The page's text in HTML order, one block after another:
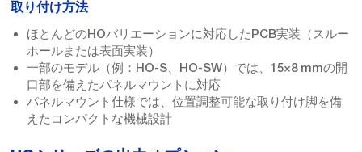
取り付け方法
ほとんどのHOバリエーションに対応したPCB実装（スルー
ホールまたは表面実装）
一部のモデル（例：HO-S、HO-SW）では、15×8 mmの開
口部を備えたパネルマウントに対応
パネルマウント仕様では、位置調整可能な取り付け脚を備
えたコンパクトな機械設計